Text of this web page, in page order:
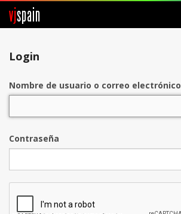
vjspain
Login
Nombre de usuario o correo electrónico
Contraseña